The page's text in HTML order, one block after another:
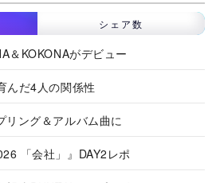
シェア数
＆KOKONAがデビュー
んだ4人の関係性
リング＆アルバム曲に
「会社」』DAY2レポ